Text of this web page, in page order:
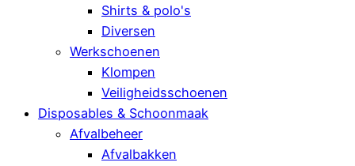
Shirts & polo's
Diversen
Werkschoenen
Klompen
Veiligheidsschoenen
Disposables & Schoonmaak
Afvalbeheer
Afvalbakken